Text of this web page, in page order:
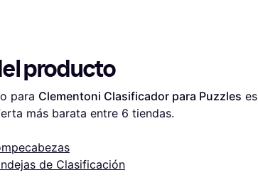
producto
para Clementoni Clasificador para Puzzles es
más barata entre 6 tiendas.
de Clasificación